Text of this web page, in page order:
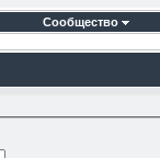
Сообщество